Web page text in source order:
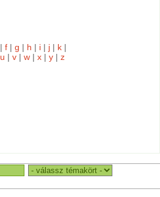
|f |g | h | i | j | k |
u |v |w |x |y |z